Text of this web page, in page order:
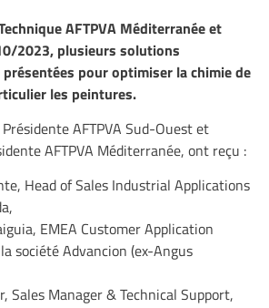
AFTPVA Méditerranée et
2023, plusieurs solutions
pour optimiser la chimie de
les peintures.
AFTPVA Sud-Ouest et
AFTPVA Méditerranée, ont reçu :
, Head of Sales Industrial Applications
, EMEA Customer Application
société Advancion (ex-Angus
, Sales Manager & Technical Support,